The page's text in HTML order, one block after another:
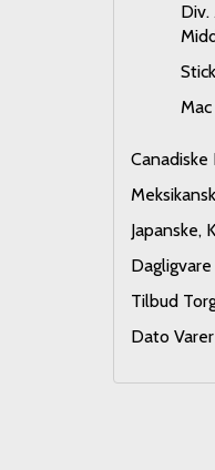
Div.
Japanske,
Tilbud
Dato Varer